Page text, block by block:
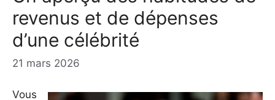
revenus et de dépenses
d’une célébrité
21 mars 2026
Vous